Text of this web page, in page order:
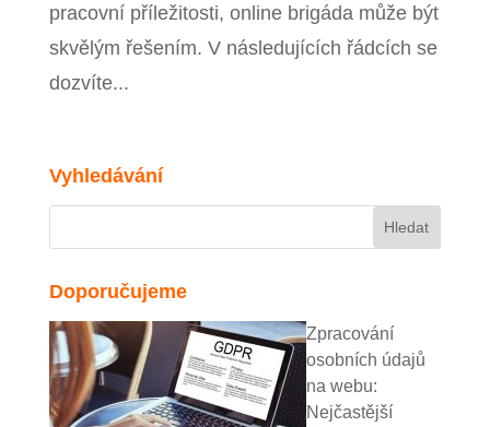
pracovní příležitosti, online brigáda může být
skvělým řešením. V následujících řádcích se
dozvíte...
Vyhledávání
Doporučujeme
Zpracování
osobních údajů
na webu:
Nejčastější